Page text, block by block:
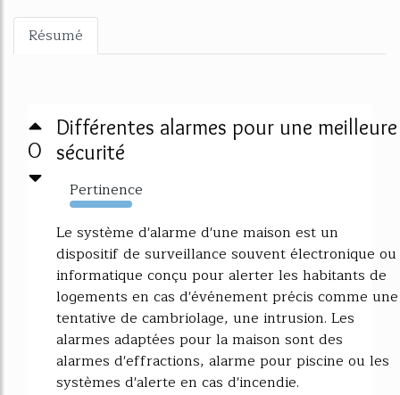
Résumé
0
Différentes alarmes pour une meilleure
sécurité
Pertinence
10725%
Le système d'alarme d'une maison est un
dispositif de surveillance souvent électronique ou
informatique conçu pour alerter les habitants de
logements en cas d'événement précis comme une
tentative de cambriolage, une intrusion. Les
alarmes adaptées pour la maison sont des
alarmes d'effractions, alarme pour piscine ou les
systèmes d'alerte en cas d'incendie.